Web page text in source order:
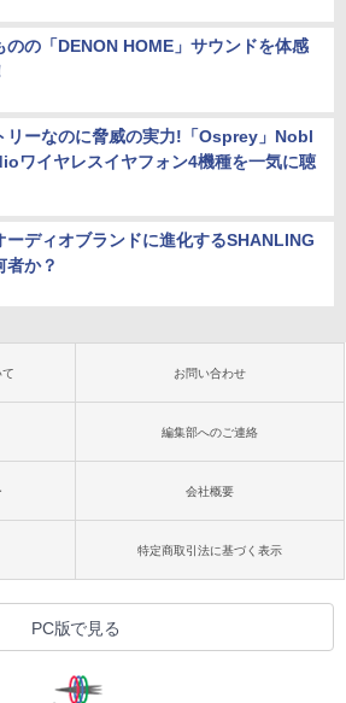
のの「DENON HOME」サウンドを体感
リーなのに脅威の実力!「Osprey」Nobl
ワイヤレスイヤフォン4機種を一気に聴
ーディオブランドに進化するSHANLING
者か？
お問い合わせ
編集部へのご連絡
会社概要
特定商取引法に基づく表示
PC版で見る